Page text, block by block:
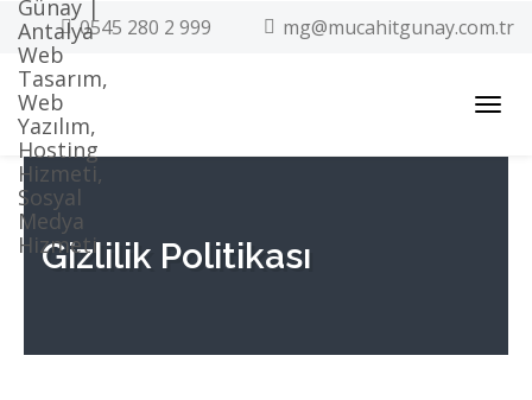
0545 280 2 999 mg@mucahitgunay.com.tr
Gizlilik Politikası